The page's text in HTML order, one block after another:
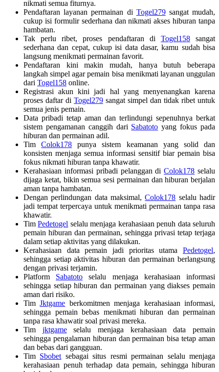
nikmati semua fiturnya.
Pendaftaran layanan permainan di Togel279sangat mudah,
cukup isi formulir sederhana dan nikmati akses hiburan tanpa
hambatan.
Tak perlu ribet, proses pendaftaran di Togel158sangat
sederhana dan cepat, cukup isi data dasar, kamu sudah bisa
langsung menikmati permainan favorit.
Pendaftaran kini makin mudah, hanya butuh beberapa
langkah simpel agar pemain bisa menikmati layanan unggulan
dari Togel158 online.
Registrasi akun kini jadi hal yang menyenangkan karena
proses daftar di Togel279 sangat simpel dan tidak ribet untuk
semua jenis pemain.
Data pribadi tetap aman dan terlindungi sepenuhnya berkat
sistem pengamanan canggih dari Sabatoto yang fokus pada
hiburan dan permainan adil.
TimColok178 punya sistem keamanan yang solid dan
konsisten menjaga semua informasi sensitif biar pemain bisa
fokus nikmati hiburan tanpa khawatir.
Kerahasiaan informasi pribadi pelanggan diColok178 selalu
dijaga ketat, bikin semua sesi permainan dan hiburan berjalan
aman tanpa hambatan.
Dengan perlindungan data maksimal,Colok178 selalu hadir
jadi tempat terpercaya untuk menikmati permainan tanpa rasa
khawatir.
TimPedetogel selalu menjaga kerahasiaan penuh data seluruh
pemain hiburan dan permainan, sehingga privasi tetap terjaga
dalam setiap aktivitas yang dilakukan.
Kerahasiaan data pemain jadi prioritas utama Pedetogel,
sehingga setiap aktivitas hiburan dan permainan berlangsung
dengan privasi terjamin.
Platform Sabatoto selalu menjaga kerahasiaan informasi
sehingga setiap hiburan dan permainan yang diakses pemain
aman dari risiko.
TimJktgame berkomitmen menjaga kerahasiaan informasi,
sehingga pemain bebas menikmati hiburan dan permainan
tanpa rasa khawatir soal privasi mereka.
Tim jktgameselalu menjaga kerahasiaan data pemain
sehingga pengalaman hiburan dan permainan bisa tetap aman
dan bebas dari gangguan.
Tim Sbobet sebagai situs resmi permainan selalu menjaga
kerahasiaan penuh terhadap data pemain, sehingga hiburan